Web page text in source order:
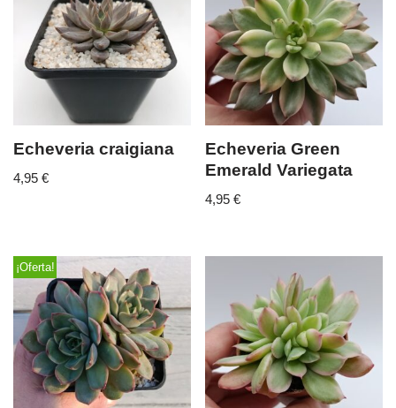
Echeveria craigiana
4,95 €
Echeveria Green
Emerald Variegata
4,95€
¡Oferta!